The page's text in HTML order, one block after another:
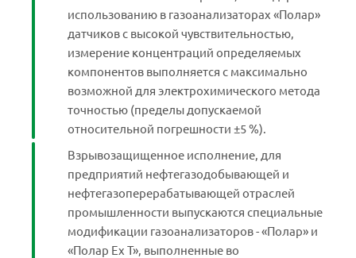
использованию в газоанализаторах «Полар»
датчиков с высокой чувствительностью,
измерение концентраций определяемых
компонентов выполняется с максимально
возможной для электрохимического метода
точностью (пределы допускаемой
относительной погрешности ±5 %).
Взрывозащищенное исполнение, для
предприятий нефтегазодобывающей и
нефтегазоперерабатывающей отраслей
промышленности выпускаются специальные
модификации газоанализаторов - «Полар» и
«Полар Ех Т», выполненные во